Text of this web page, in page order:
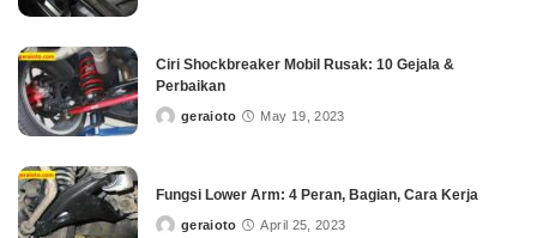
Ciri Shockbreaker Mobil Rusak: 10 Gejala &
Perbaikan
Postedgeraioto May 19, 2023
Fungsi Lower Arm: 4 Peran, Bagian, Cara Kerja
Postedgeraioto April 25, 2023